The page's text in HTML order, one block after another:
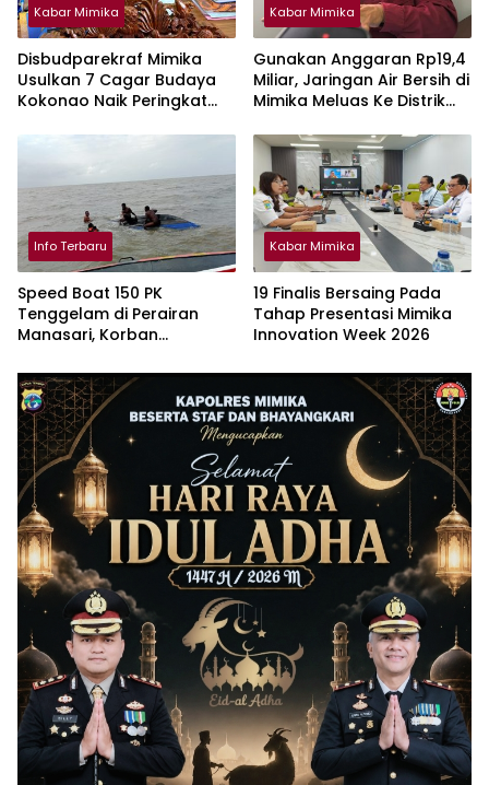
Kabar Mimika
Disbudparekraf Mimika
Usulkan 7 Cagar Budaya
Kokonao Naik Peringkat
Kabar Mimika
Gunakan Anggaran Rp19,4
Miliar, Jaringan Air Bersih di
Mimika Meluas Ke Distrik
Info Terbaru
Speed Boat 150 PK
Tenggelam di Perairan
Manasari, Korban
Kabar Mimika
19 Finalis Bersaing Pada
Tahap Presentasi Mimika
Innovation Week 2026